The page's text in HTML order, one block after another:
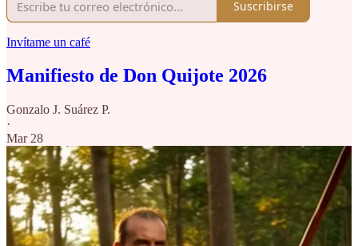
Suscribirse
Invítame un café
Manifiesto de Don Quijote 2026
Gonzalo J. Suárez P.
·
Mar 28